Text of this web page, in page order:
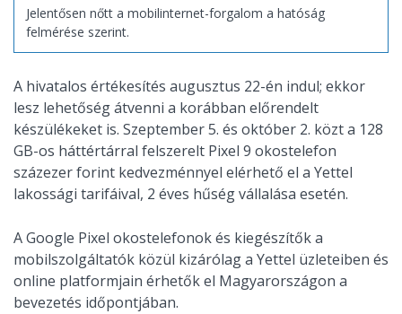
Jelentősen nőtt a mobilinternet-forgalom a hatóság
felmérése szerint.
A hivatalos értékesítés augusztus 22-én indul; ekkor
lesz lehetőség átvenni a korábban előrendelt
készülékeket is. Szeptember 5. és október 2. közt a 128
GB-os háttértárral felszerelt Pixel 9 okostelefon
százezer forint kedvezménnyel elérhető el a Yettel
lakossági tarifáival, 2 éves hűség vállalása esetén.
A Google Pixel okostelefonok és kiegészítők a
mobilszolgáltatók közül kizárólag a Yettel üzleteiben és
online platformjain érhetők el Magyarországon a
bevezetés időpontjában.